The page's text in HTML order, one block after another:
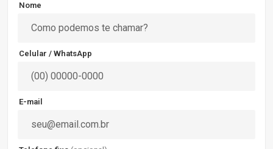
Nome
Celular / WhatsApp
E-mail